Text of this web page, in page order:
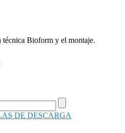
Bioform y el montaje.
DE DESCARGA